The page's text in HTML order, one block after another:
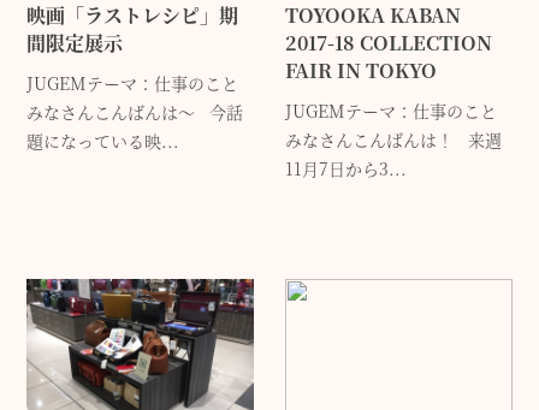
映画「ラストレシピ」期
間限定展示
JUGEMテーマ：仕事のこと
みなさんこんばんは～ 今話
題になっている映...
TOYOOKA KABAN
2017-18 COLLECTION
FAIR IN TOKYO
JUGEMテーマ：仕事のこと
みなさんこんばんは！ 来週
11月7日から3...